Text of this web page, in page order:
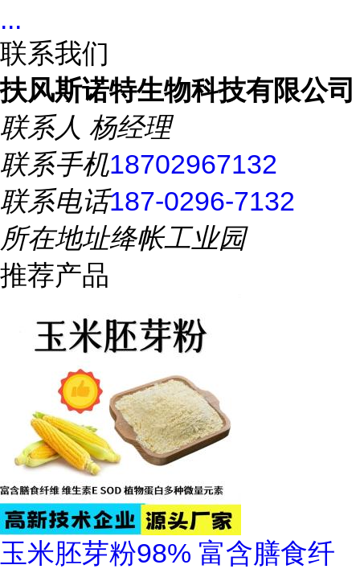
...
联系我们
扶风斯诺特生物科技有限公司
联系人 杨经理
联系手机18702967132
联系电话187-0296-7132
所在地址绛帐工业园
推荐产品
玉米胚芽粉98% 富含膳食纤